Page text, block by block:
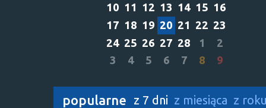
10 11 12 13 14 15 16
17 18 19 20 21 22 23
24 25 26 27 28 1
2
3
4 5 6 7 8 9
popularne z 7 dni z miesiąca z